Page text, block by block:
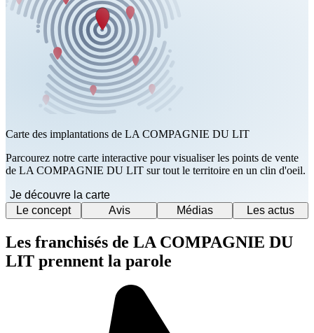
Carte des implantations de LA COMPAGNIE DU LIT
Parcourez notre carte interactive pour visualiser les points de vente
de LA COMPAGNIE DU LIT sur tout le territoire en un clin d'oeil.
Je découvre la carte
Le concept
Avis Médias Les actus
Les franchisés de LA COMPAGNIE DU
LIT prennent la parole